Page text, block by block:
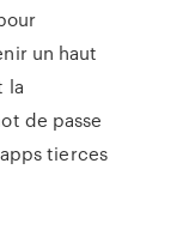
un haut
la
de passe
tierces